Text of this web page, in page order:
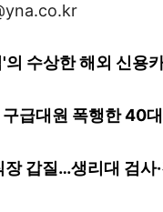
의 수상한 해외 신용
구급대원 폭행한 40
갑질…생리대 검사·